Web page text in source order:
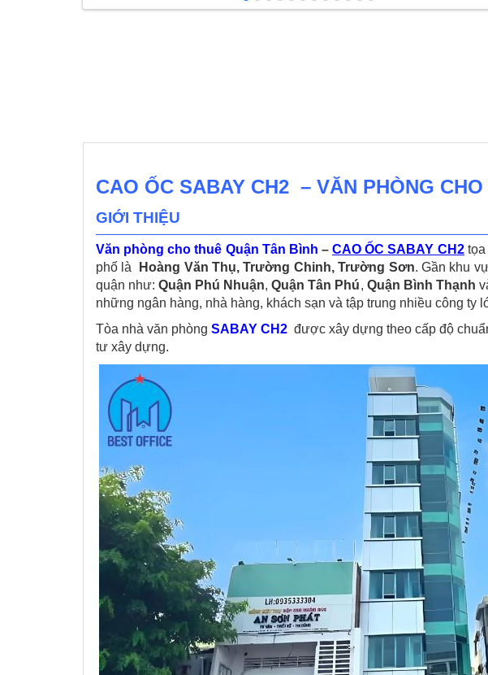
CAO ỐC SABAY CH2 – VĂN PHÒNG
GIỚI THIỆU
Văn phòng cho thuê Quận Tân Bình –CAO ỐC SABAY CH2tọa
phố là
Hoàng Văn Thụ, Trường Chinh, Trường Sơn. Gần khu
quận như:Quận Phú Nhuận,Quận Tân Phú, Quận Bình Thạnh
những ngân hàng, nhà hàng, khách sạn và tập trung nhiều công ty
Tòa nhà văn phòng SABAY CH2 được xây dựng theo cấp độ
tư xây dựng.